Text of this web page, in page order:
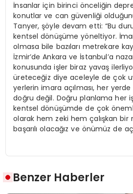
İnsanlar için birinci önceliğin
konutlar ve can güvenliği
Tanyer, şöyle devam etti: “Bu
kentsel dönüşüme yöneltiyor.
olmasa bile bazıları metrekare
İzmir’de Ankara ve İstanbul’a
konusunda işler biraz yavaş
üreteceğiz diye aceleyle de çok
yerlerin imara açılması, her
doğru değil. Doğru planlama her
kentsel dönüşümde de çok
olarak hem zeki hem çalışkan bir
başarılı olacağız ve önümüz de
Benzer Haberler